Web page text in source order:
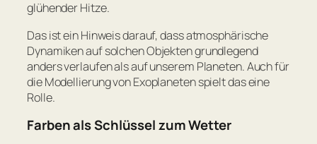
glühender Hitze.
Das ist ein Hinweis darauf, dass atmosphärische
Dynamiken auf solchen Objekten grundlegend
anders verlaufen als auf unserem Planeten. Auch für
die Modellierung von Exoplaneten spielt das eine
Rolle.
Farben als Schlüssel zum Wetter